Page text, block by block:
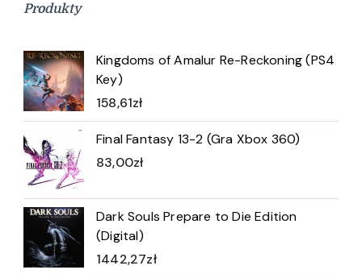
Produkty
Kingdoms of Amalur Re-Reckoning (PS4
Key)
158,61zł
Final Fantasy 13-2 (Gra Xbox 360)
83,00zł
Dark Souls Prepare to Die Edition
(Digital)
1442,27zł